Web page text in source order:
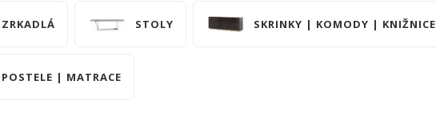
ZRKADLÁ STOLY SKRINKY | KOMODY | KNIŽNICE
POSTELE | MATRACE